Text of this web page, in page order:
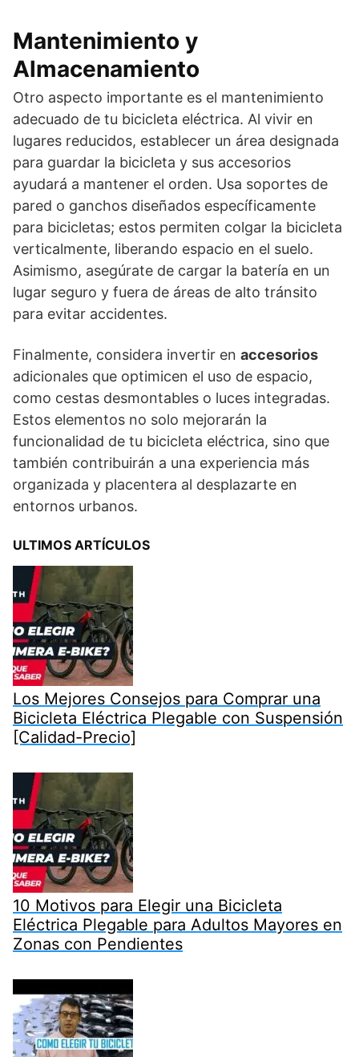
Mantenimiento y
Almacenamiento
Otro aspecto importante es el mantenimiento
adecuado de tu bicicleta eléctrica. Al vivir en
lugares reducidos, establecer un área designada
para guardar la bicicleta y sus accesorios
ayudará a mantener el orden. Usa soportes de
pared o ganchos diseñados específicamente
para bicicletas; estos permiten colgar la bicicleta
verticalmente, liberando espacio en el suelo.
Asimismo, asegúrate de cargar la batería en un
lugar seguro y fuera de áreas de alto tránsito
para evitar accidentes.
Finalmente, considera invertir en accesorios
adicionales que optimicen el uso de espacio,
como cestas desmontables o luces integradas.
Estos elementos no solo mejorarán la
funcionalidad de tu bicicleta eléctrica, sino que
también contribuirán a una experiencia más
organizada y placentera al desplazarte en
entornos urbanos.
ULTIMOS ARTÍCULOS
Los Mejores Consejos para Comprar una
Bicicleta Eléctrica Plegable con Suspensión
[Calidad-Precio]
10 Motivos para Elegir una Bicicleta
Eléctrica Plegable para Adultos Mayores en
Zonas con Pendientes